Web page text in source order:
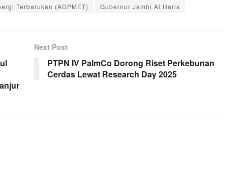
Terbarukan (ADPMET) Gubernur Jambi Al Haris
Next Post
PTPN IV PalmCo Dorong Riset Perkebunan
Cerdas Lewat Research Day 2025